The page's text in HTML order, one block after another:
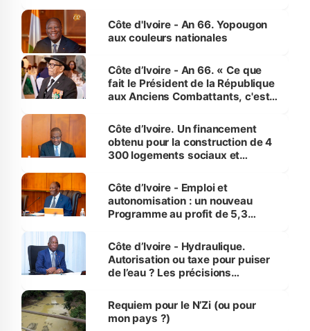
l'Etat de droit pour préserver les
vies humaines »
Côte d'Ivoire - An 66. Yopougon
aux couleurs nationales
Côte d’Ivoire - An 66. « Ce que
fait le Président de la République
aux Anciens Combattants, c'est
Côte d’Ivoire. Un financement
obtenu pour la construction de 4
300 logements sociaux et
et Yamoussoukro
Côte d’Ivoire - Emploi et
autonomisation : un nouveau
Programme au profit de 5,3
Côte d’Ivoire - Hydraulique.
Autorisation ou taxe pour puiser
de l’eau ? Les précisions
Requiem pour le N’Zi (ou pour
mon pays ?)